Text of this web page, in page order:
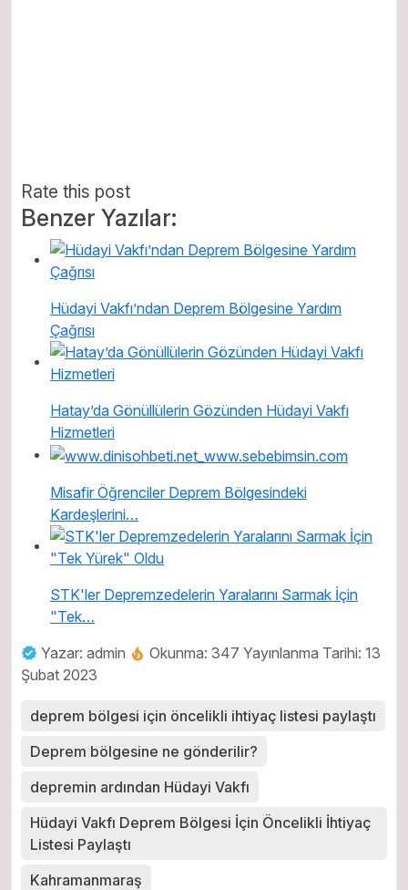
Rate this post
Benzer Yazılar:
Hüdayi Vakfı’ndan Deprem Bölgesine Yardım
Çağrısı
Hatay’da Gönüllülerin Gözünden Hüdayi Vakfı
Hizmetleri
Misafir Öğrenciler Deprem Bölgesindeki
Kardeşlerini…
STK'ler Depremzedelerin Yaralarını Sarmak İçin
"Tek…
Yazar: admin
Okunma: 347 Yayınlanma Tarihi: 13
Şubat 2023
deprem bölgesi için öncelikli ihtiyaç listesi paylaştı
Deprem bölgesine ne gönderilir?
depremin ardından Hüdayi Vakfı
Hüdayi Vakfı Deprem Bölgesi İçin Öncelikli İhtiyaç
Listesi Paylaştı
Kahramanmaraş